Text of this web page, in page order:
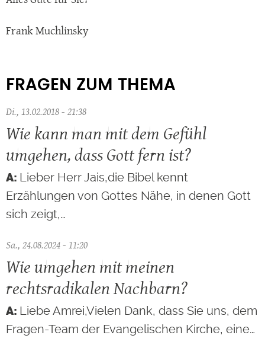
Frank Muchlinsky
FRAGEN ZUM THEMA
Di., 13.02.2018 - 21:38
Wie kann man mit dem Gefühl
umgehen, dass Gott fern ist?
Lieber Herr Jais,die Bibel kennt
Erzählungen von Gottes Nähe, in denen Gott
sich zeigt,…
Sa., 24.08.2024 - 11:20
Wie umgehen mit meinen
rechtsradikalen Nachbarn?
Liebe Amrei,Vielen Dank, dass Sie uns, dem
Fragen-Team der Evangelischen Kirche, eine…